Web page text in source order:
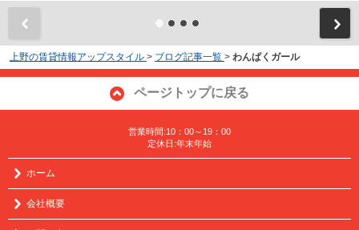
上野の賃貸情報アップスタイル > ブログ記事一覧 > わんぱくガール
ページトップに戻る
営業時間:10：00～19：00
定休日:年末年始
ホーム
会社概要